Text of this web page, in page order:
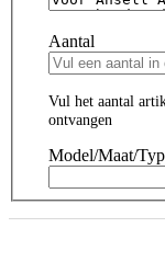
Aantal
Vul het aantal
ontvangen
Model/Maat/